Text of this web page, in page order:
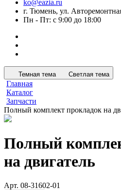
ko@eazia.ru
г. Тюмень, ул.
Пн - Пт: с 9:00 до 18:00
Темная тема Светлая тема
Главная
Каталог
Запчасти
Полный комплект прокладок на
Полный
на двигатель
Арт. 08-31602-01